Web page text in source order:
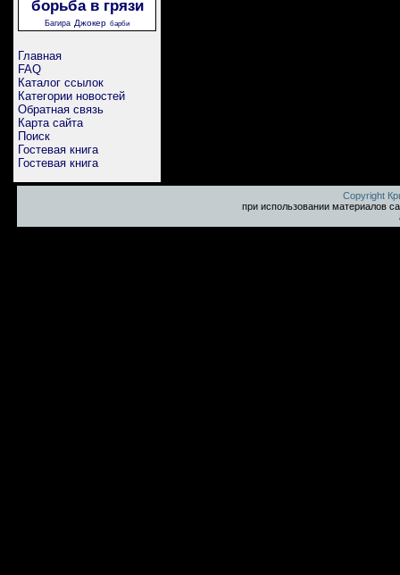
борьба в грязи
Багира Джокер барби
Главная
FAQ
Каталог ссылок
Категории новостей
Обратная связь
Карта сайта
Поиск
Гостевая книга
Гостевая книга
Copyright
при использовании материалов